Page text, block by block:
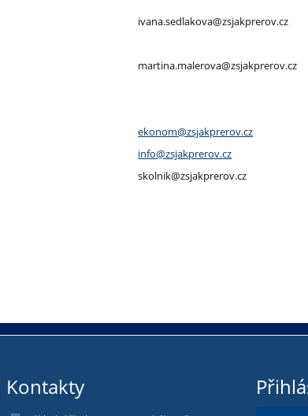
ivana.sedlakova@zsjakprerov.cz
martina.malerova@zsjakprerov.cz
ekonom@zsjakprerov.cz
info@zsjakprerov.cz
skolnik@zsjakprerov.cz
Kontakty